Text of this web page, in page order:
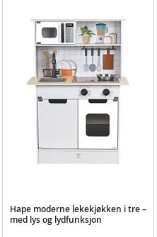
Hape moderne lekekjøkken i tre –
med lys og lydfunksjon